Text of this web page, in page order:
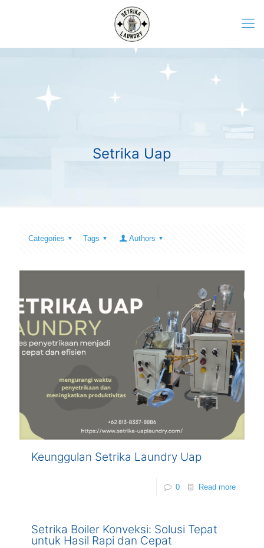
Setrika Uap
Categories Tags Authors
Keunggulan Setrika Laundry Uap
0 Read more
Setrika Boiler Konveksi: Solusi Tepat
untuk Hasil Rapi dan Cepat